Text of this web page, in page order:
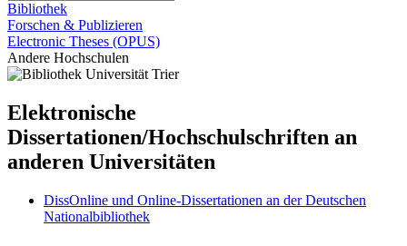
Bibliothek
Forschen & Publizieren
Electronic Theses (OPUS)
Andere Hochschulen
Elektronische
Dissertationen/Hochschulschriften an
anderen Universitäten
DissOnline und Online-Dissertationen an der Deutschen
Nationalbibliothek